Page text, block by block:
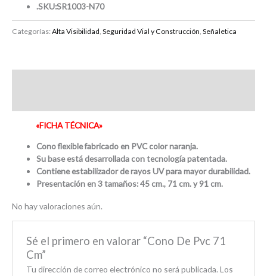
.SKU:SR1003-N70
Categorías:Alta Visibilidad Seguridad Vial y Construcción Señaletica
«FICHA TÉCNICA»
Cono flexible fabricado en PVC color naranja.
Su base está desarrollada con tecnología patentada.
Contiene estabilizador de rayos UV para mayor durabilidad.
Presentación en 3 tamaños: 45 cm., 71 cm. y 91 cm.
No hay valoraciones aún.
Sé el primero en valorar “Cono De Pvc 71
Cm”
Tu dirección de correo electrónico no será publicada. Los